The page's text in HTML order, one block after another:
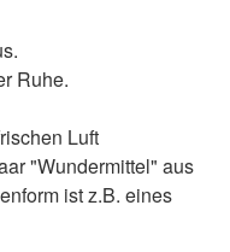
Ruhe.
Luft
"Wundermittel" aus
ist z.B. eines